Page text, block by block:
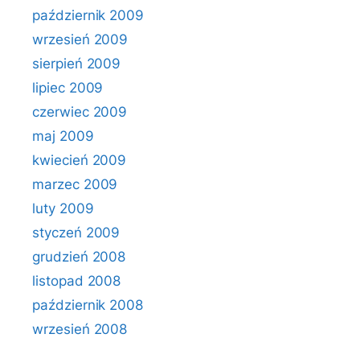
październik 2009
wrzesień 2009
sierpień 2009
lipiec 2009
czerwiec 2009
maj 2009
kwiecień 2009
marzec 2009
luty 2009
styczeń 2009
grudzień 2008
listopad 2008
październik 2008
wrzesień 2008